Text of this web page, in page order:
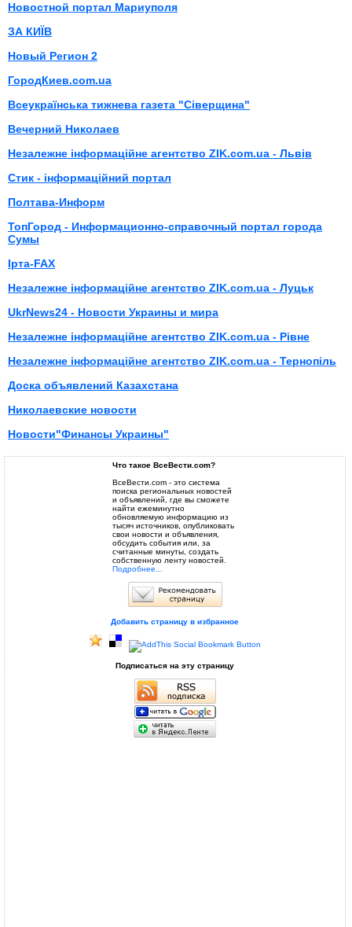
Новостной портал Мариуполя
ЗА КИЇВ
Новый Регион 2
ГородКиев.com.ua
Всеукраїнська тижнева газета "Сіверщина"
Вечерний Николаев
Незалежне інформаційне агентство ZIK.com.ua - Львів
Стик - інформаційний портал
Полтава-Информ
ТопГород - Информационно-справочный портал города
Сумы
Ірта-FAX
Незалежне інформаційне агентство ZIK.com.ua - Луцьк
UkrNews24 - Новости Украины и мира
Незалежне інформаційне агентство ZIK.com.ua - Рівне
Незалежне інформаційне агентство ZIK.com.ua - Тернопіль
Доска объявлений Казахстана
Николаевские новости
Новости"Финансы Украины"
Что такое ВсеВести.com?
ВсеВести.com - это система
поиска региональных новостей
и объявлений, где вы сможете
найти ежеминутно
обновляемую информацию из
тысяч источников, опубликовать
свои новости и объявления,
обсудить события или, за
считанные минуты, создать
собственную ленту новостей.
Подробнее...
Добавить страницу в избранное
Подписаться на эту страницу